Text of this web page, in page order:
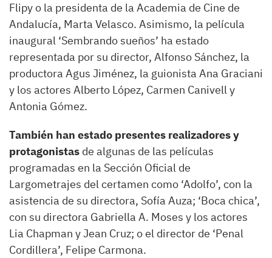
Flipy o la presidenta de la Academia de Cine de
Andalucía, Marta Velasco. Asimismo, la película
inaugural ‘Sembrando sueños’ ha estado
representada por su director, Alfonso Sánchez, la
productora Agus Jiménez, la guionista Ana Graciani
y los actores Alberto López, Carmen Canivell y
Antonia Gómez.
También han estado presentes realizadores y
protagonistas de algunas de las películas
programadas en la Sección Oficial de
Largometrajes del certamen como ‘Adolfo’, con la
asistencia de su directora, Sofía Auza; ‘Boca chica’,
con su directora Gabriella A. Moses y los actores
Lia Chapman y Jean Cruz; o el director de ‘Penal
Cordillera’, Felipe Carmona.